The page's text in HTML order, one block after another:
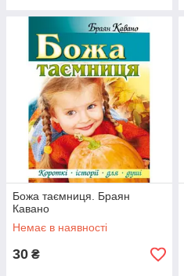
Божа таємниця. Браян
Кавано
Немає в наявності
30 ₴